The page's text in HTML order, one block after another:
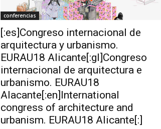
conferencias
[:es]Congreso internacional de
arquitectura y urbanismo.
EURAU18 Alicante[:gl]Congreso
internacional de arquitectura e
urbanismo. EURAU18
Alacante[:en]International
congress of architecture and
urbanism. EURAU18 Alicante[:]